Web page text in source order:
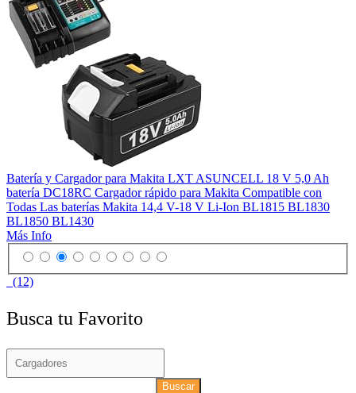
Batería y Cargador para Makita LXT ASUNCELL 18 V 5,0 Ah
batería DC18RC Cargador rápido para Makita Compatible con
Todas Las baterías Makita 14,4 V-18 V Li-Ion BL1815 BL1830
BL1850 BL1430
Más Info
(12)
Busca tu Favorito
Buscar